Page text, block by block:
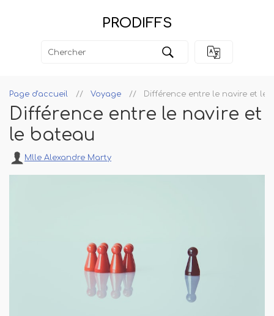
PRODIFFS
Page d'accueil Voyage Différence entre le navire et le
Différence entre le navire et
le bateau
Mlle Alexandre Marty